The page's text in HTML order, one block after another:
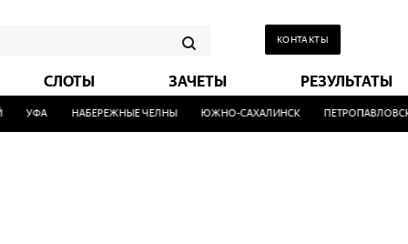
КОНТАКТЫ
СЛОТЫ ЗАЧЕТЫ РЕЗУЛЬТАТЫ
УФА НАБЕРЕЖНЫЕ ЧЕЛНЫ ЮЖНО-САХАЛИНСК ПЕТРОПАВЛОВСК-